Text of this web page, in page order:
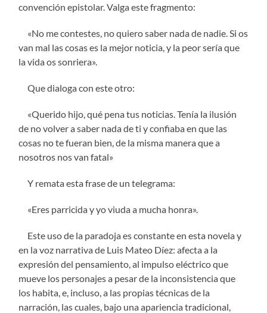
convención epistolar. Valga este fragmento:
«No me contestes, no quiero saber nada de nadie. Si os
van mal las cosas es la mejor noticia, y la peor sería que
la vida os sonriera».
Que dialoga con este otro:
«Querido hijo, qué pena tus noticias. Tenía la ilusión
de no volver a saber nada de ti y confiaba en que las
cosas no te fueran bien, de la misma manera que a
nosotros nos van fatal»
Y remata esta frase de un telegrama:
«Eres parricida y yo viuda a mucha honra».
Este uso de la paradoja es constante en esta novela y
en la voz narrativa de Luis Mateo Díez: afecta a la
expresión del pensamiento, al impulso eléctrico que
mueve los personajes a pesar de la inconsistencia que
los habita, e, incluso, a las propias técnicas de la
narración, las cuales, bajo una apariencia tradicional,